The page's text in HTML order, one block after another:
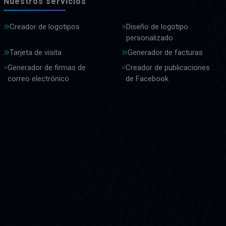
Creador de logotipos
Diseño de logotipo
personalizado
Tarjeta de visita
Generador de facturas
Generador de firmas de
correo electrónico
Creador de publicaciones
de Facebook